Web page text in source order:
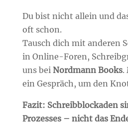
Du bist nicht allein und
oft schon.
Tausch dich mit anderen
in Online-Foren,
uns bei Nordmann Books.
ein Gespräch, um den
Fazit: Schreibblockaden
Prozesses – nicht das